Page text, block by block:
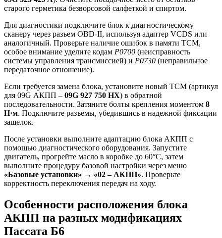
старого герметика безворсовой салфеткой и спиртом.
Для диагностики подключите блок к диагностическому
сканеру через разъем OBD-II, используя адаптер VCDS или
аналогичный. Проверьте наличие ошибок в памяти TCM,
особое внимание уделите кодам P0700 (неисправность
системы управления трансмиссией) и P0730 (неправильное
передаточное отношение).
Если требуется замена блока, установите новый TCM (артикул
для 09G АКПП – 09G 927 750 HX) в обратной
последовательности. Затяните болты крепления моментом 8
Н·м. Подключите разъемы, убедившись в надежной фиксации
защелок.
После установки выполните адаптацию блока АКПП с
помощью диагностического оборудования. Запустите
двигатель, прогрейте масло в коробке до 60°C, затем
выполните процедуру базовой настройки через меню
«Базовые установки» → «02 – АКПП». Проверьте
корректность переключения передач на ходу.
Особенности расположения блока
АКПП на разных модификациях
Пассата Б6